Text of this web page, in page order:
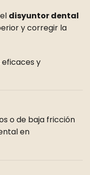
disyuntor dental
y corregir la
eficaces y
o de baja fricción
en